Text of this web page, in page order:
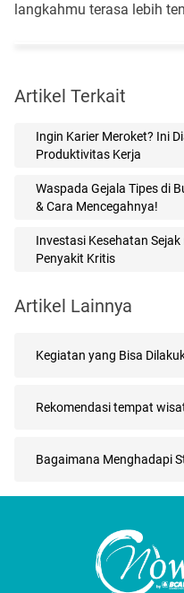
langkahmu terasa lebih
Artikel Terkait
Ingin Karier Meroket? Ini
Produktivitas Kerja
Waspada Gejala Tipes di
& Cara Mencegahnya!
Investasi Kesehatan
Penyakit Kritis
Artikel Lainnya
Kegiatan yang Bisa
Rekomendasi tempat
Bagaimana Menghadapi